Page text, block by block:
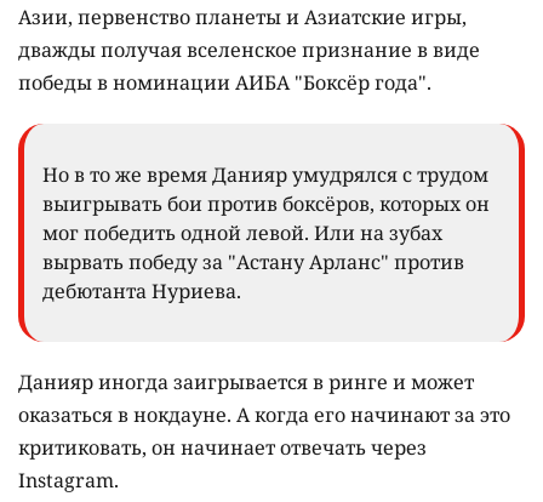
Азии, первенство планеты и Азиатские игры,
дважды получая вселенское признание в виде
победы в номинации АИБА "Боксёр года".
Но в то же время Данияр умудрялся с трудом
выигрывать бои против боксёров, которых он
мог победить одной левой. Или на зубах
вырвать победу за "Астану Арланс" против
дебютанта Нуриева.
Данияр иногда заигрывается в ринге и может
оказаться в нокдауне. А когда его начинают за это
критиковать, он начинает отвечать через
Instagram.